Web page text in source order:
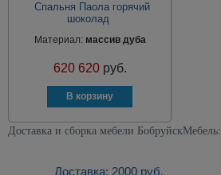
Спальня Паола горячий
шоколад
Материал: массив дуба
620 620 руб.
Доставка и сборка мебели БобруйскМебель:
Доставка: 2000 руб.